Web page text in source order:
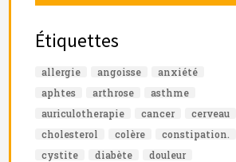
Étiquettes
allergie angoisse
anxiété
aphtes
arthrose
asthme
auriculotherapie
cancer
cerveau
cholesterol
colère
constipation.
cystite
diabète
douleur